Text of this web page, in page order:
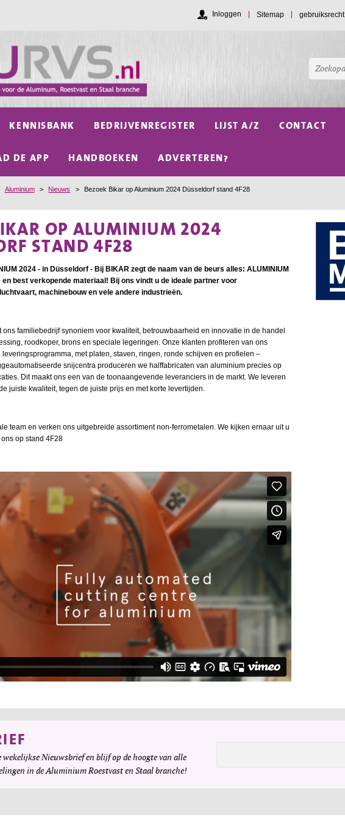
Sitemap gebruiksrecht
Inloggen
KENNISBANK BEDRIJVENREGISTER LIJST A/Z CONTACT
DE APP HANDBOEKEN ADVERTEREN?
Aluminium > Nieuws > Bezoek Bikar op Aluminium 2024 Düsseldorf stand 4F28
OP ALUMINIUM 2024
STAND 4F28
2024 - in Düsseldorf - Bij BIKAR zegt de naam van de beurs alles: ALUMINIUM
best verkopende materiaal! Bij ons vindt u de ideale partner voor
machinebouw en vele andere industrieën.
ons familiebedrijf synoniem voor kwaliteit, betrouwbaarheid en innovatie in de handel
roodkoper, brons en speciale legeringen. Onze klanten profiteren van ons
met platen, staven, ringen, ronde schijven en profielen –
snijcentra produceren we halffabricaten van aluminium precies op
Dit maakt ons een van de toonaangevende leveranciers in de markt. We leveren
juiste kwaliteit, tegen de juiste prijs en met korte levertijden.
team en verken ons uitgebreide assortiment non-ferrometalen. We kijken ernaar uit u
op stand 4F28
Nieuwsbrief en blijf op de hoogte van alle
in de Aluminium Roestvast en Staal branche!